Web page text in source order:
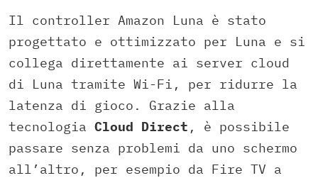
Il controller Amazon Luna è stato
progettato e ottimizzato per Luna e si
collega direttamente ai server cloud
di Luna tramite Wi-Fi, per ridurre la
latenza di gioco. Grazie alla
tecnologia Cloud Direct , è possibile
passare senza problemi da uno schermo
all’altro, per esempio da Fire TV a